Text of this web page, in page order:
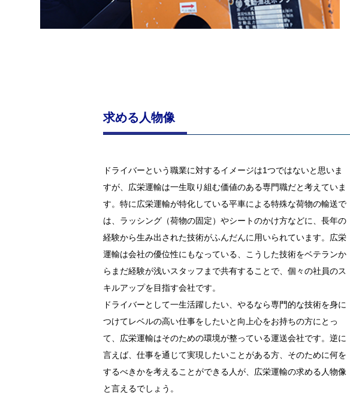
求める人物像
ドライバーという職業に対するイメージは1つではないと思いま
すが、広栄運輸は一生取り組む価値のある専門職だと考えていま
す。特に広栄運輸が特化している平車による特殊な荷物の輸送で
は、ラッシング（荷物の固定）やシートのかけ方などに、長年の
経験から生み出された技術がふんだんに用いられています。広栄
運輸は会社の優位性にもなっている、こうした技術をベテランか
らまだ経験が浅いスタッフまで共有することで、個々の社員のス
キルアップを目指す会社です。
ドライバーとして一生活躍したい、やるなら専門的な技術を身に
つけてレベルの高い仕事をしたいと向上心をお持ちの方にとっ
て、広栄運輸はそのための環境が整っている運送会社です。逆に
言えば、仕事を通じて実現したいことがある方、そのために何を
するべきかを考えることができる人が、広栄運輸の求める人物像
と言えるでしょう。